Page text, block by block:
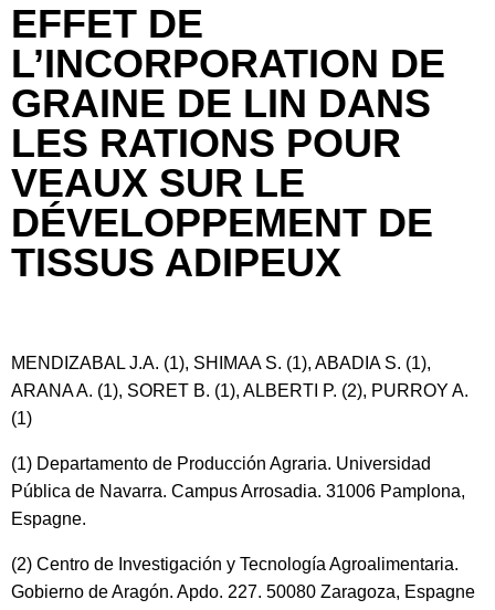
EFFET DE
L’INCORPORATION DE
GRAINE DE LIN DANS
LES RATIONS POUR
VEAUX SUR LE
DÉVELOPPEMENT DE
TISSUS ADIPEUX
MENDIZABAL J.A. (1), SHIMAA S. (1), ABADIA S. (1),
ARANA A. (1), SORET B. (1), ALBERTI P. (2), PURROY A.
(1)
(1) Departamento de Producción Agraria. Universidad
Pública de Navarra. Campus Arrosadia. 31006 Pamplona,
Espagne.
(2) Centro de Investigación y Tecnología Agroalimentaria.
Gobierno de Aragón. Apdo. 227. 50080 Zaragoza, Espagne